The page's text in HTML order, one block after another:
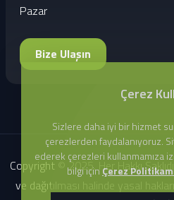
Pazar
Bize Ulaşın
Copyright © 2025. Her Hakkı
ve dağıtılması halinde yasal
Çerez
Sizlere daha iyi bir hizmet
çerezlerden faydalanıyoruz.
ederek çerezleri kullanmamıza
bilgi içinÇerez